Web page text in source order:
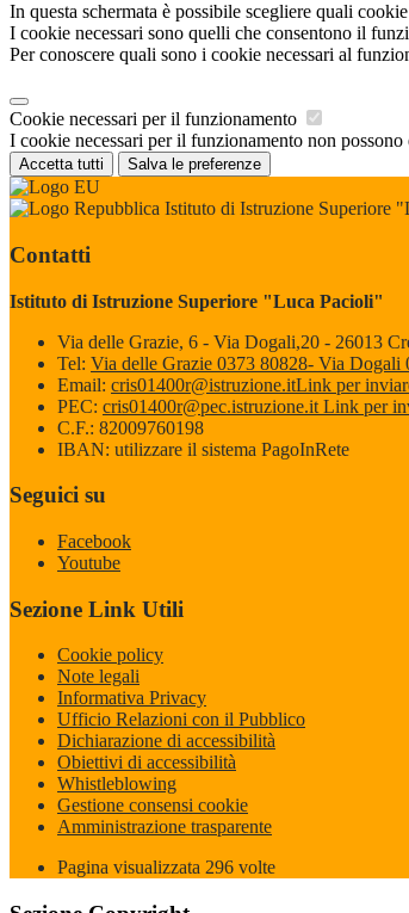
In questa schermata è possibile scegliere quali
I cookie necessari sono quelli che consentono il
Per conoscere quali sono i cookie necessari al
Cookie necessari per il funzionamento
I cookie necessari per il funzionamento non
Accetta tutti Salva le preferenze
Istituto di Istruzione Superiore
Contatti
Istituto di Istruzione Superiore "Luca Pacioli"
Via delle Grazie, 6 - Via Dogali,20 - 26013
Tel: Via delle Grazie 0373 80828- Via Dogali
Email: cris01400r@istruzione.itLink per
PEC: cris01400r@pec.istruzione.it Link per
C.F.: 82009760198
IBAN: utilizzare il sistema PagoInRete
Seguici su
Facebook
Youtube
Sezione Link Utili
Cookie policy
Note legali
Informativa Privacy
Ufficio Relazioni con il Pubblico
Dichiarazione di accessibilità
Obiettivi di accessibilità
Whistleblowing
Gestione consensi cookie
Amministrazione trasparente
Pagina visualizzata 296 volte